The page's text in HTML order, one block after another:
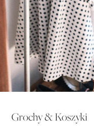
Grochy & Koszyki